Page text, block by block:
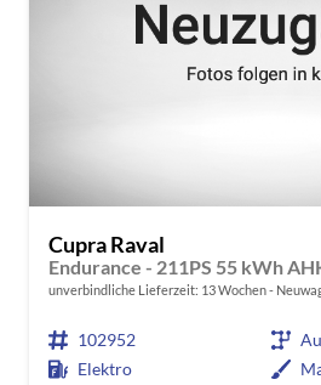
Cupra Raval
unverbindliche Lieferzeit: 13 Wochen
102952
Elektro